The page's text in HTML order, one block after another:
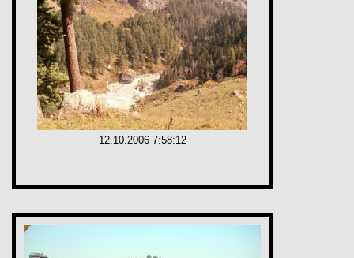
12.10.2006 7:58:12